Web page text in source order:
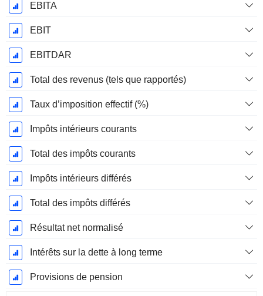
EBITA
EBIT
EBITDAR
Total des revenus (tels que rapportés)
Taux d’imposition effectif (%)
Impôts intérieurs courants
Total des impôts courants
Impôts intérieurs différés
Total des impôts différés
Résultat net normalisé
Intérêts sur la dette à long terme
Provisions de pension